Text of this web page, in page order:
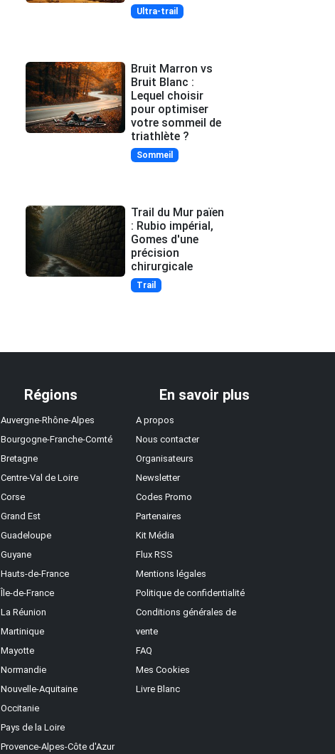
Ultra-trail
Bruit Marron vs
Bruit Blanc :
Lequel choisir
pour optimiser
votre sommeil de
triathlète ?
Sommeil
Trail du Mur païen
: Rubio impérial,
Gomes d'une
précision
chirurgicale
Trail
Régions
Auvergne-Rhône-Alpes
Bourgogne-Franche-Comté
Bretagne
Centre-Val de Loire
Corse
Grand Est
Guadeloupe
Guyane
Hauts-de-France
Île-de-France
La Réunion
Martinique
Mayotte
Normandie
Nouvelle-Aquitaine
Occitanie
Pays de la Loire
Provence-Alpes-Côte d'Azur
En savoir plus
A propos
Nous contacter
Organisateurs
Newsletter
Codes Promo
Partenaires
Kit Média
Flux RSS
Mentions légales
Politique de confidentialité
Conditions générales de
vente
FAQ
Mes Cookies
Livre Blanc